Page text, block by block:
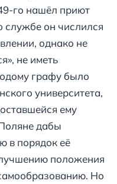
го нашёл приют
службе он числился
однако не
не иметь
графу было
университета,
ему
дабы
в порядок её
положения
Но